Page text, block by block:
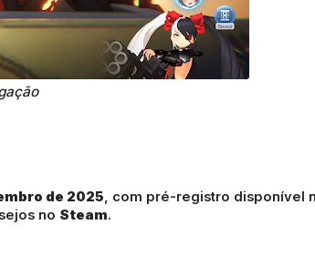
de 2025, com pré-registro disponível
no Steam.